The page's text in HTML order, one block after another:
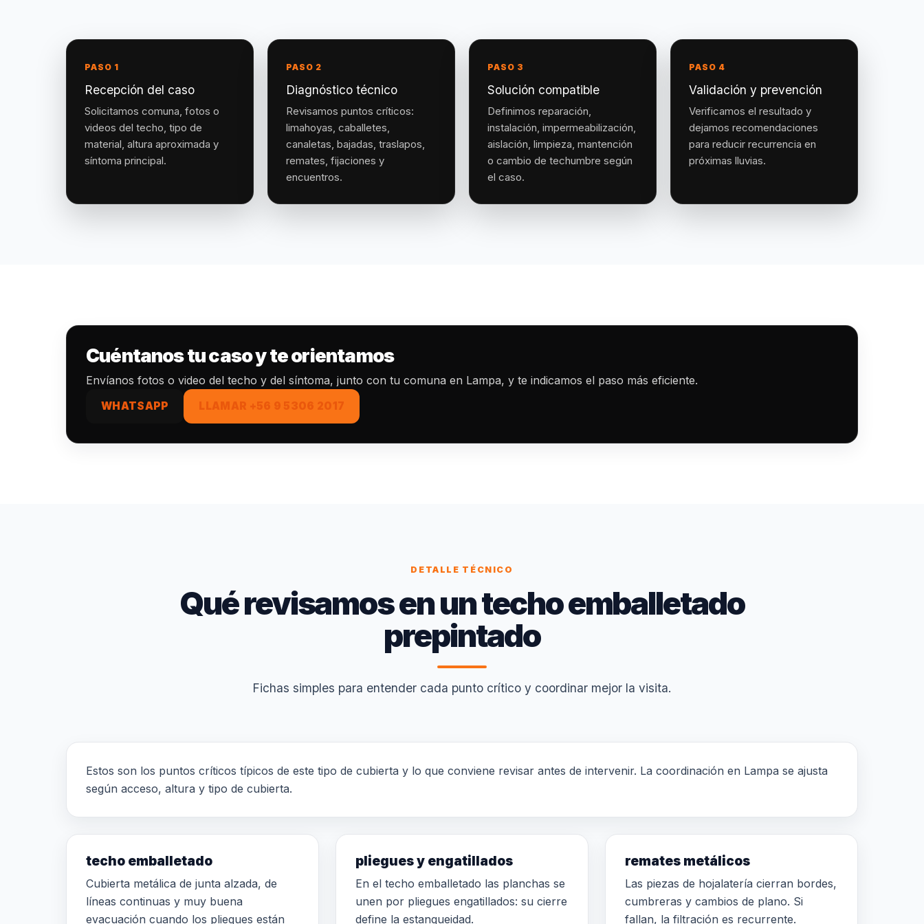
PASO 1
Recepción del caso
Solicitamos comuna, fotos o
videos del techo, tipo de
material, altura aproximada y
síntoma principal.
PASO 2
Diagnóstico técnico
Revisamos puntos críticos:
limahoyas, caballetes,
canaletas, bajadas, traslapos,
remates, fijaciones y
encuentros.
PASO 3
Solución compatible
Definimos reparación,
instalación, impermeabilización,
aislación, limpieza, mantención
o cambio de techumbre según
el caso.
PASO 4
Validación y prevención
Verificamos el resultado y
dejamos recomendaciones
para reducir recurrencia en
próximas lluvias.
Cuéntanos tu caso y te orientamos
Envíanos fotos o video del techo y del síntoma, junto con tu comuna en Lampa, y te indicamos el paso más eficiente.
WHATSAPP LLAMAR +56 9 5306 2017
DETALLE TÉCNICO
Qué revisamos en un techo emballetado
prepintado
Fichas simples para entender cada punto crítico y coordinar mejor la visita.
Estos son los puntos críticos típicos de este tipo de cubierta y lo que conviene revisar antes de intervenir. La coordinación en Lampa se ajusta
según acceso, altura y tipo de cubierta.
techo emballetado
Cubierta metálica de junta alzada, de
líneas continuas y muy buena
evacuación cuando los pliegues están
pliegues y engatillados
En el techo emballetado las planchas se
unen por pliegues engatillados: su cierre
define la estanqueidad.
remates metálicos
Las piezas de hojalatería cierran bordes,
cumbreras y cambios de plano. Si
fallan, la filtración es recurrente.